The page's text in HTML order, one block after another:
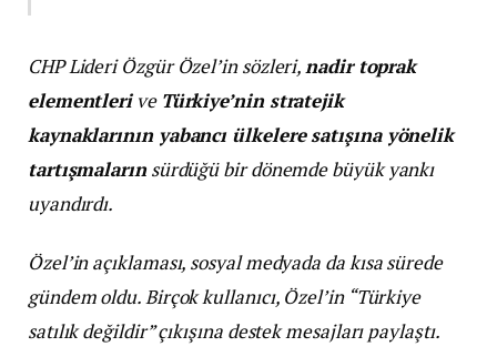
CHP Lideri Özgür Özel’in sözleri,nadir toprak
elementlerive Türkiye’nin stratejik
kaynaklarının yabancı ülkelere satışına yönelik
tartışmalarınsürdüğü bir dönemde büyük yankı
uyandırdı.
Özel’in açıklaması, sosyal medyada da kısa sürede
gündem oldu. Birçok kullanıcı, Özel’in “Türkiye
satılık değildir” çıkışına destek mesajları paylaştı.